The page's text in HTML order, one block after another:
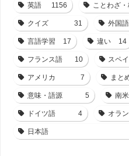
英語 1156 ことわざ
クイズ 31 外国語
言語学習 17 違い 14
フランス語 10 スペ
アメリカ 7 まと
意味・語源 5 南米
ドイツ語 4 オラ
日本語